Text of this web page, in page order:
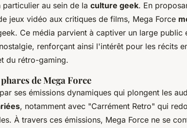
particulier au sein de la culture geek. En
jeux vidéo aux critiques de films, Mega Force
Ce média parvient à captiver un large public
renforçant ainsi l'intérêt pour les récits
du rétro-gaming.
de Mega Force
ses émissions dynamiques qui plongent les
, notamment avec "Carrément Retro" qui
À travers ces émissions, Mega Force ne se